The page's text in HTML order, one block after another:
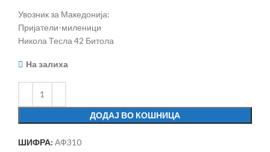
Увозник за Македонија:
Пријатели-миленици
Никола Тесла 42 Битола
На залиха
ДОДАЈ ВО КОШНИЦА
ШИФРА: АФ310